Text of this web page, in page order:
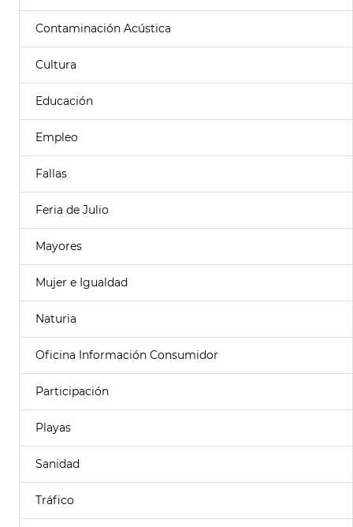
Contaminación Acústica
Cultura
Educación
Empleo
Fallas
Feria de Julio
Mayores
Mujer e Igualdad
Naturia
Oficina Información Consumidor
Participación
Playas
Sanidad
Tráfico